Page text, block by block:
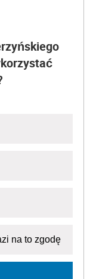
na to zgodę